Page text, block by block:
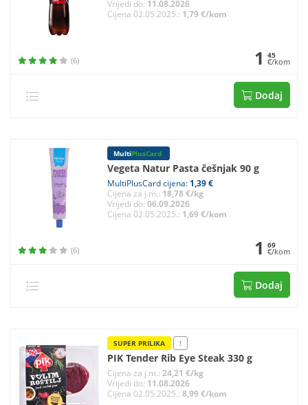
Vrijedi do: 11.08.2026
Cijena 02.05.2025.: 1,79 €/kom
(6) 1 45
€/kom
Dodaj
MultiPlusCard
Vegeta Natur Pasta češnjak 90 g
MultiPlusCard cijena: 1,39 €
Cijena za j.m.: 18,78 €/kg
Vrijedi do: 06.09.2026
Cijena 02.05.2025.: 1,69 €/kom
(6) 1 69
€/kom
Dodaj
SUPER PRILIKA !
PIK Tender Rib Eye Steak 330 g
Cijena za j.m.: 24,21 €/kg
Vrijedi do: 11.08.2026
Cijena 02.05.2025.: 8,99 €/kom